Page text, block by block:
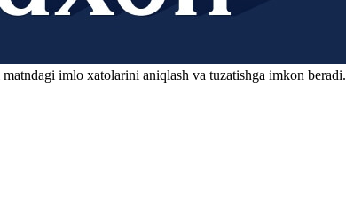
imlo xatolarini aniqlash va tuzatishga imkon beradi.